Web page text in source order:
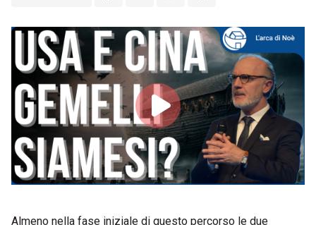
Almeno nella fase iniziale di questo percorso le due